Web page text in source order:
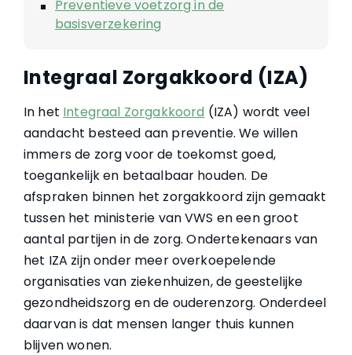
Preventieve voetzorg in de
basisverzekering
Integraal Zorgakkoord (IZA)
In het Integraal Zorgakkoord (IZA) wordt veel
aandacht besteed aan preventie. We willen
immers de zorg voor de toekomst goed,
toegankelijk en betaalbaar houden. De
afspraken binnen het zorgakkoord zijn gemaakt
tussen het ministerie van VWS en een groot
aantal partijen in de zorg. Ondertekenaars van
het IZA zijn onder meer overkoepelende
organisaties van ziekenhuizen, de geestelijke
gezondheidszorg en de ouderenzorg. Onderdeel
daarvan is dat mensen langer thuis kunnen
blijven wonen.